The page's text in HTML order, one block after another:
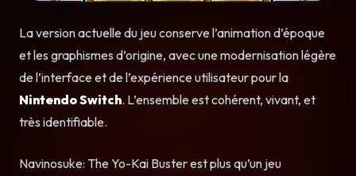
La version actuelle du jeu conserve l’animation d’époque
et les graphismes d’origine, avec une modernisation légère
de l’interface et de l’expérience utilisateur pour la
Nintendo Switch. L’ensemble est cohérent, vivant, et
très identifiable.
Navinosuke: The Yo-Kai Buster est plus qu’un jeu